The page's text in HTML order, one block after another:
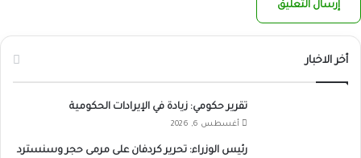
أخر الاخبار
تقرير حكومي: زيادة في الإيرادات الحكومية
أغسطس 6, 2026
رئيس الوزراء: تحرير كردفان على مرمى حجر وسنسترد